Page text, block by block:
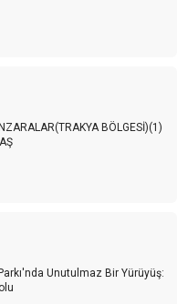
BÖLGESİ)(1)
Unutulmaz Bir Yürüyüş: